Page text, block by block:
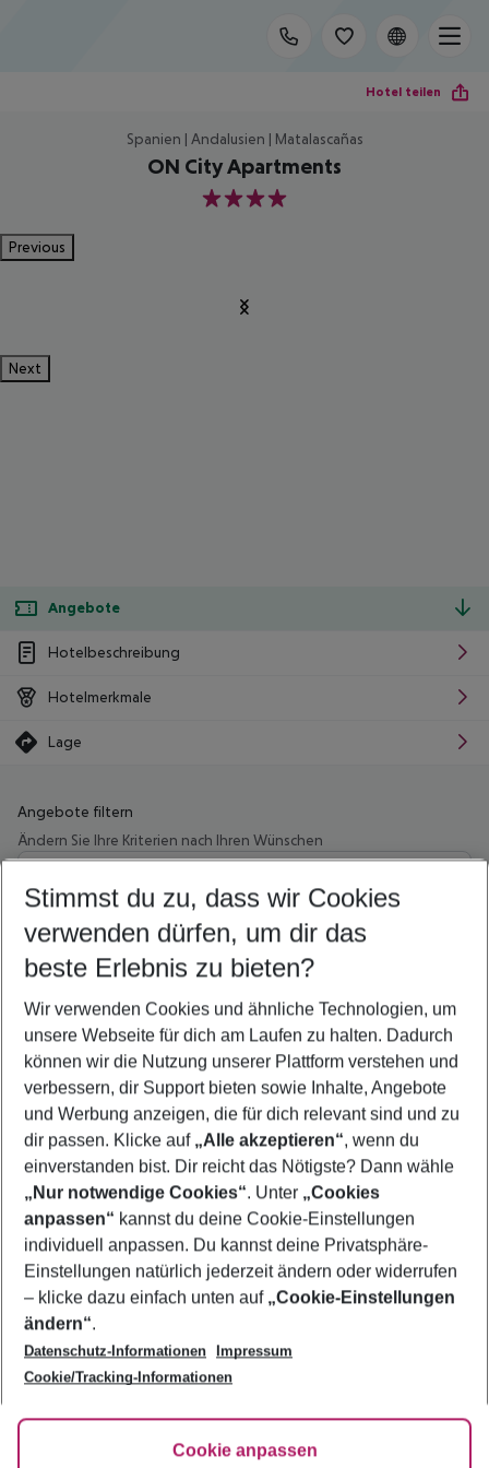
Hotel teilen
Spanien | Andalusien | Matalascañas
ON City Apartments
4
Previous
Next
Angebote
Hotelbeschreibung
Hotelmerkmale
Lage
Angebote filtern
Ändern Sie Ihre Kriterien nach Ihren Wünschen
Wähle deinen Abflughafen
Beliebiger Abflughafen
Wähle deinen Reisezeitraum
5-8 Nächte
2 Erwachsene Keine Kinder
Mehr Filter anzeigen
Footer
Footer navigation
Über uns
AGB
Bestpreisgarantie
Cookie-Einstellungen ändern
Cookie-Richtlinie
Agenturbetreuung
Barrierefreies Reisen
FAQ
HanseMerkur Reiseversicherung
Folge uns
Stimmst du zu, dass wir Cookies
verwenden dürfen, um dir das
beste Erlebnis zu bieten?
Wir verwenden Cookies und ähnliche Technologien, um
unsere Webseite für dich am Laufen zu halten. Dadurch
können wir die Nutzung unserer Plattform verstehen und
verbessern, dir Support bieten sowie Inhalte, Angebote
und Werbung anzeigen, die für dich relevant sind und zu
dir passen. Klicke auf „Alle akzeptieren“, wenn du
einverstanden bist. Dir reicht das Nötigste? Dann wähle
„Nur notwendige Cookies“. Unter „Cookies
anpassen“ kannst du deine Cookie-Einstellungen
individuell anpassen. Du kannst deine Privatsphäre-
Einstellungen natürlich jederzeit ändern oder widerrufen
– klicke dazu einfach unten auf „Cookie-Einstellungen
ändern“.
Datenschutz-Informationen
Impressum
Cookie/Tracking-Informationen
Cookie anpassen